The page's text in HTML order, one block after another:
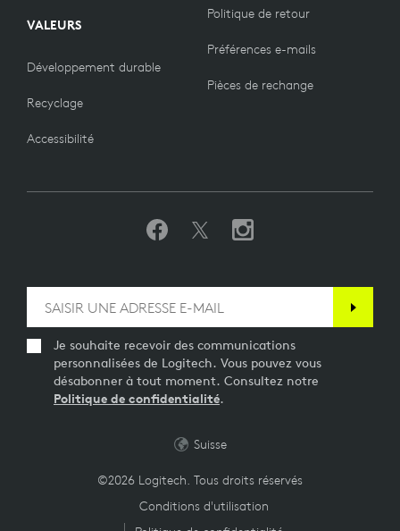
VALEURS
Développement durable
Recyclage
Accessibilité
Politique de retour
Préférences e-mails
Pièces de rechange
Je souhaite recevoir des communications
personnalisées de Logitech. Vous pouvez vous
désabonner à tout moment. Consultez notre
Politique de confidentialité.
©2026 Logitech. Tous droits réservés
Conditions d'utilisation
Suisse